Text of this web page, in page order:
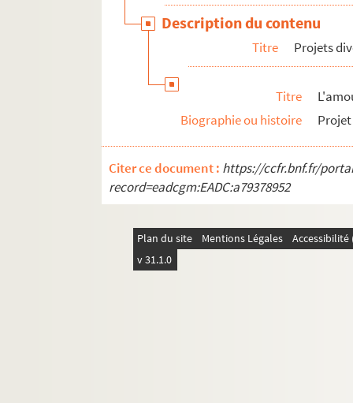
Correspondance
Textes relatifs à Gustave Charpentier
Biographie
Description du contenu
Titre Projets
Titre
Biographie ou histoire
Citer ce document : https://ccfr.bnf.fr/
record=eadcgm:EADC:a79378952
Plan du site Mentions Légales
v 31.1.0